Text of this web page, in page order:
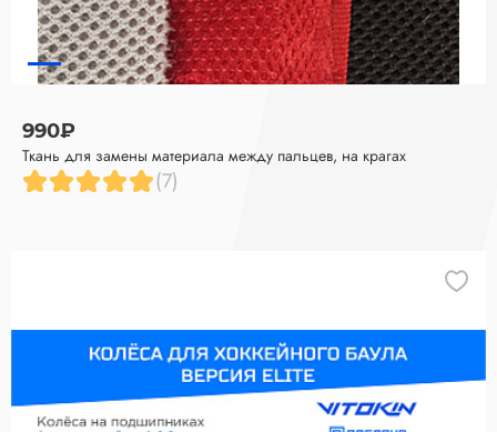
990₽
Ткань для замены материала между пальцев, на крагах
(7)